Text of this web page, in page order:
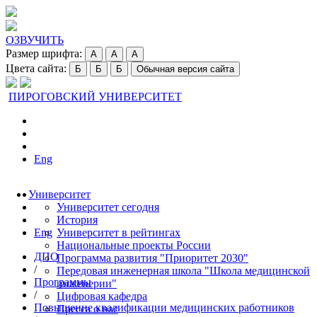
ОЗВУЧИТЬ
Размер шрифта:
A A A
Цвета сайта: Б Б Б Обычная версия сайта
ПИРОГОВСКИЙ УНИВЕРСИТЕТ
Eng
Университет
Университет сегодня
История
Университет в рейтингах
Национальные проекты России
Программа развития "Приоритет 2030"
Передовая инженерная школа "Школа медицинской
инженерии"
Цифровая кафедра
Пресса о нас
Eng
ДПО
/
Программы
/
Повышение квалификации медицинских работников